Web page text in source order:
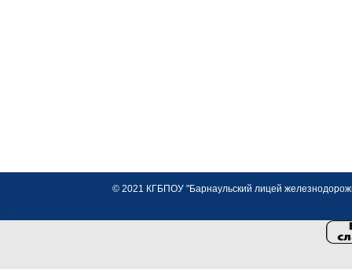
© 2021 КГБПОУ "Барнаульский лицей
<>